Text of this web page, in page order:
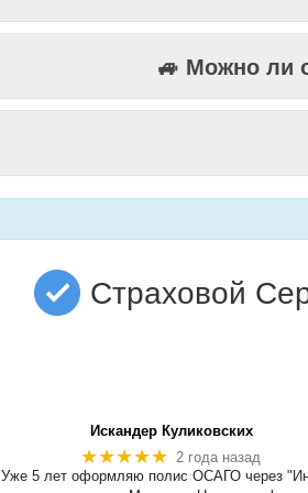
🚙 Можно ли
Страховой
Искандер Куликовских
★★★★★ 2 года назад
Уже 5 лет оформляю полис ОСАГО через